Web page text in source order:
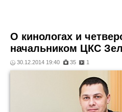
О кинологах и
начальником ЦКС
30.12.2014 19:40 35 1